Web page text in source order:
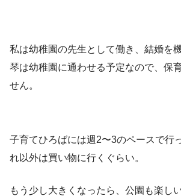
私は幼稚園の先生として働き、結婚を
琴は幼稚園に通わせる予定なので、保
せん。
子育てひろばには週2〜3のペースで行
れ以外は買い物に行くぐらい。
もう少し大きくなったら、公園も楽し